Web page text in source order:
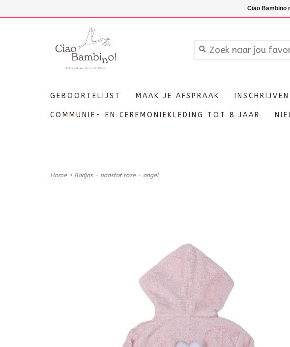
GEBOORTELIJST MAAK JE AFSPRAAK
COMMUNIE- EN CEREMONIEKLEDING TOT 8 JAAR
Home > Badjas - badstof roze - angel
Ciao Bambino